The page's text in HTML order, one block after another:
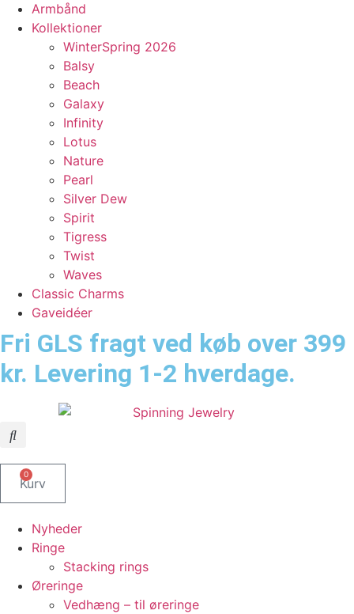
Armbånd
Kollektioner
WinterSpring 2026
Balsy
Beach
Galaxy
Infinity
Lotus
Nature
Pearl
Silver Dew
Spirit
Tigress
Twist
Waves
Classic Charms
Gaveidéer
Fri GLS fragt ved køb over 399
kr. Levering 1-2 hverdage.
0
Kurv
Nyheder
Ringe
Stacking rings
Øreringe
Vedhæng – til øreringe